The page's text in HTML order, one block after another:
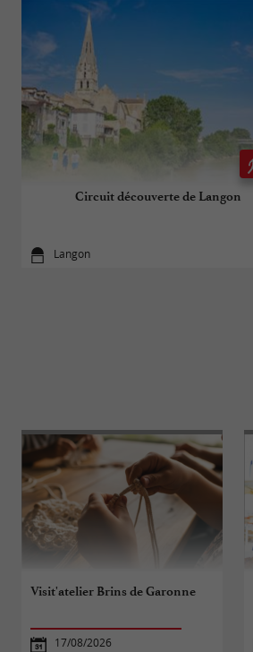
Circuit découverte de Langon
Langon
Visit'atelier Brins de Garonne
17/08/2026